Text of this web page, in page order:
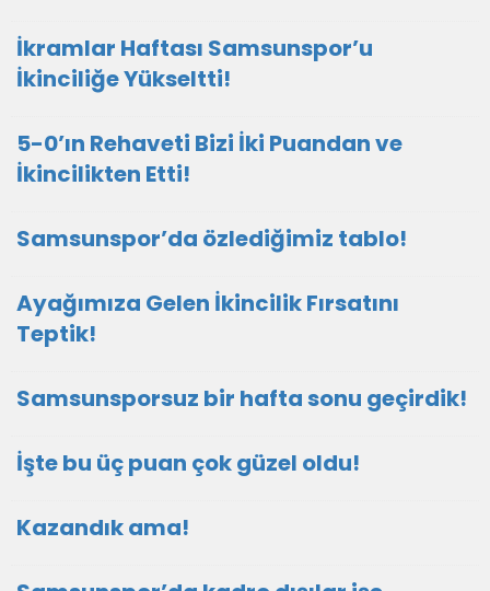
İkramlar Haftası Samsunspor’u
İkinciliğe Yükseltti!
5-0’ın Rehaveti Bizi İki Puandan ve
İkincilikten Etti!
Samsunspor’da özlediğimiz tablo!
Ayağımıza Gelen İkincilik Fırsatını
Teptik!
Samsunsporsuz bir hafta sonu geçirdik!
İşte bu üç puan çok güzel oldu!
Kazandık ama!